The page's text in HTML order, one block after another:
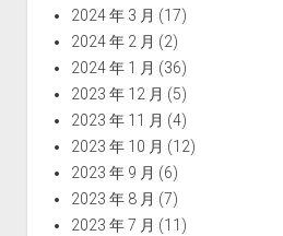
2024 年 3 月 (17)
2024 年 2 月 (2)
2024 年 1 月 (36)
2023 年 12 月 (5)
2023 年 11 月 (4)
2023 年 10 月 (12)
2023 年 9 月 (6)
2023 年 8 月 (7)
2023 年 7 月 (11)